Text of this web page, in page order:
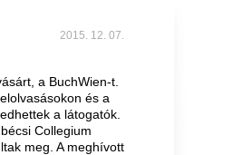
2015. 12. 07.
a BuchWien-t.
és a
a látogatók.
Collegium
meg. A meghívott